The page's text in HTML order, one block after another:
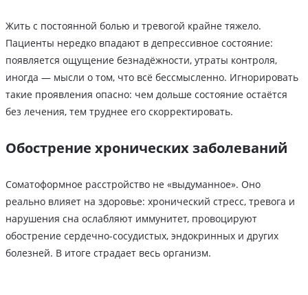
Жить с постоянной болью и тревогой крайне тяжело.
Пациенты нередко впадают в депрессивное состояние:
появляется ощущение безнадёжности, утраты контроля,
иногда — мысли о том, что всё бессмысленно. Игнорировать
такие проявления опасно: чем дольше состояние остаётся
без лечения, тем труднее его скорректировать.
Обострение хронических заболеваний
Соматоформное расстройство не «выдуманное». Оно
реально влияет на здоровье: хронический стресс, тревога и
нарушения сна ослабляют иммунитет, провоцируют
обострение сердечно-сосудистых, эндокринных и других
болезней. В итоге страдает весь организм.